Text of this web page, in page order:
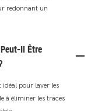
redonnant un
Il Être
idéal pour laver les
à éliminer les traces